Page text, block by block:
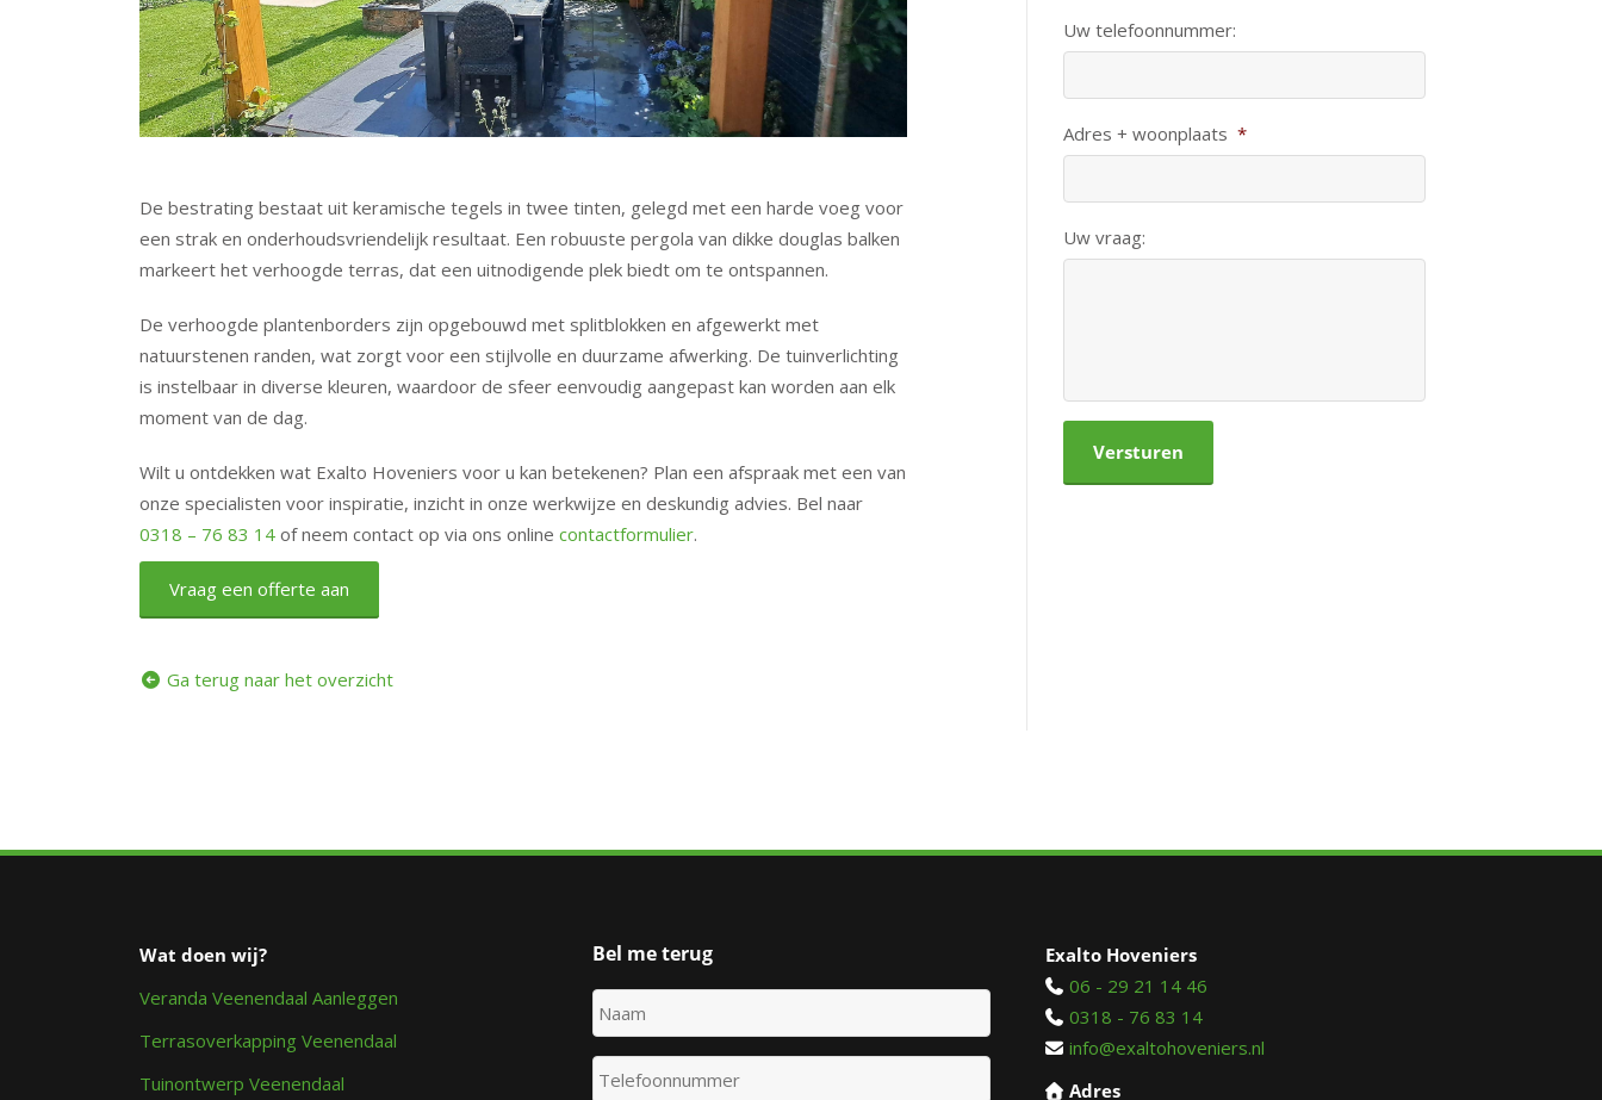
De bestrating bestaat uit keramische tegels in twee tinten, gelegd met een harde voeg voor
een strak en onderhoudsvriendelijk resultaat. Een robuuste pergola van dikke douglas balken
markeert het verhoogde terras, dat een uitnodigende plek biedt om te ontspannen.
De verhoogde plantenborders zijn opgebouwd met splitblokken en afgewerkt met
natuurstenen randen, wat zorgt voor een stijlvolle en duurzame afwerking. De tuinverlichting
is instelbaar in diverse kleuren, waardoor de sfeer eenvoudig aangepast kan worden aan elk
moment van de dag.
Wilt u ontdekken wat Exalto Hoveniers voor u kan betekenen? Plan een afspraak met een van
onze specialisten voor inspiratie, inzicht in onze werkwijze en deskundig advies. Bel naar
0318 – 76 83 14 of neem contact op via ons online contactformulier.
Vraag een offerte aan
Ga terug naar het overzicht
Uw telefoonnummer:
Adres + woonplaats *
Uw vraag:
Wat doen wij?
Veranda Veenendaal Aanleggen
Terrasoverkapping Veenendaal
Tuinontwerp Veenendaal
Bel me terug
Uw
voor-
achternaam
Uw
telefoonnummer
Exalto Hoveniers
06 - 29 21 14 46
0318 - 76 83 14
info@exaltohoveniers.nl
Adres